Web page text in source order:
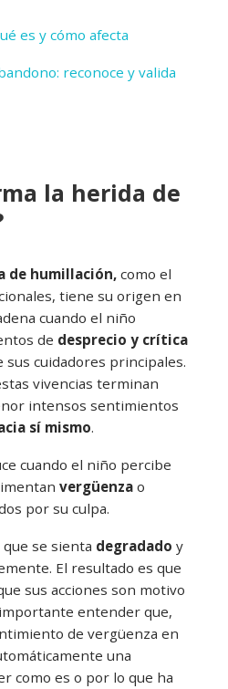
es y cómo afecta
reconoce y valida
la herida de
de humillación, como el
tiene su origen en
cuando el niño
de desprecio y crítica
sus cuidadores principales.
vivencias terminan
intensos sentimientos
sí mismo.
cuando el niño percibe
vergüenza o
por su culpa.
se sienta degradado y
El resultado es que
sus acciones son motivo
entender que,
de vergüenza en
una
como es o por lo que ha